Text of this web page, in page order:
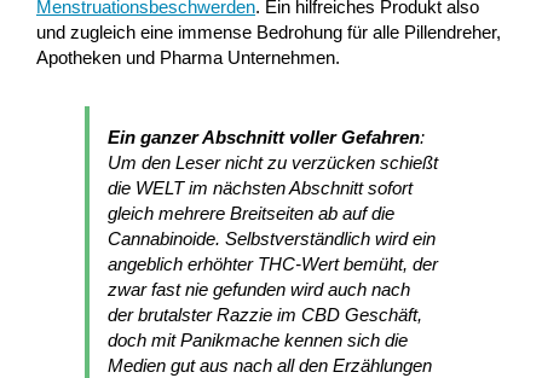
Menstruationsbeschwerden. Ein hilfreiches Produkt also
und zugleich eine immense Bedrohung für alle Pillendreher,
Apotheken und Pharma Unternehmen.
Ein ganzer Abschnitt voller Gefahren:
Um den Leser nicht zu verzücken schießt
die WELT im nächsten Abschnitt sofort
gleich mehrere Breitseiten ab auf die
Cannabinoide. Selbstverständlich wird ein
angeblich erhöhter THC-Wert bemüht, der
zwar fast nie gefunden wird auch nach
der brutalster Razzie im CBD Geschäft,
doch mit Panikmache kennen sich die
Medien gut aus nach all den Erzählungen